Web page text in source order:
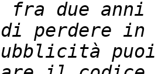
perdere in